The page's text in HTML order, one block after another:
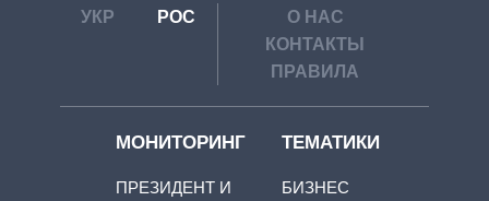
УКР РОС
О НАС
КОНТАКТЫ
ПРАВИЛА
МОНИТОРИНГ
ПРЕЗИДЕНТ И
ТЕМАТИКИ
БИЗНЕС